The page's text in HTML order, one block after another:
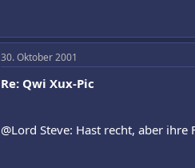
30. Oktober 2001
Re: Qwi Xux-Pic
@Lord Steve: Hast recht, aber ihre